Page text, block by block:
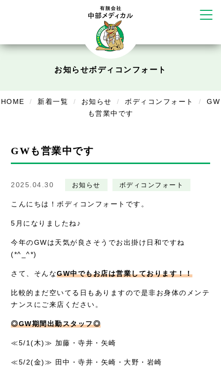
かえる堂鍼灸院 整骨院 うるま店
デイサービスあやめ
在宅部門事務所
美容
美容鍼・コルギ
採用情報
お知らせボディコンフォート
HOME 新着一覧 お知らせ ボディコンフォート
GW
も営業中です
GWも営業中です
2025.04.30 お知らせ ボディコンフォート
こんにちは！ボディコンフォートです。
5月になりましたね♪
今年のGWは天気が良さそうでお出掛け日和ですね
(*^_^*)
さて、そんなGW中でもお店は営業しております！！
比較的まだ空いてる日もありますので是非お身体のメンテ
ナンスにご来店ください。
◎GW期間出勤スタッフ◎
≪5/1(木)≫ 加藤・寺井・矢崎
≪5/2(金)≫ 田中・寺井・矢崎・大野・岩崎